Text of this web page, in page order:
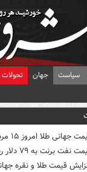
سیاست جهان
جهانی طلا امروز ۱۵ مرداد
نفت برنت به ۷۹ دلار رسید
قیمت طلا و نقره